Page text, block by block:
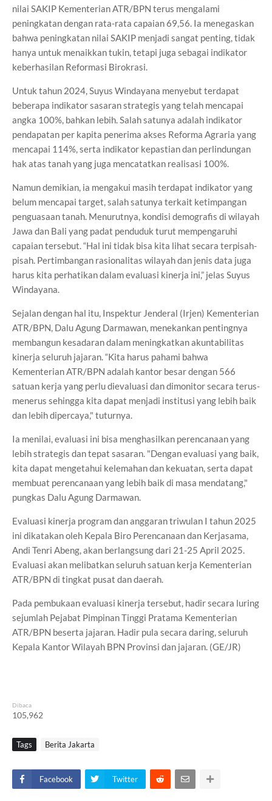
nilai SAKIP Kementerian ATR/BPN terus mengalami
peningkatan dengan rata-rata capaian 69,56. Ia menegaskan
bahwa peningkatan nilai SAKIP menjadi sangat penting, tidak
hanya untuk menaikkan tukin, tetapi juga sebagai indikator
keberhasilan Reformasi Birokrasi.
Untuk tahun 2024, Suyus Windayana menyebut terdapat
beberapa indikator sasaran strategis yang telah mencapai
angka 100%, bahkan lebih. Salah satunya adalah indikator
pendapatan per kapita penerima akses Reforma Agraria yang
mencapai 114%, serta indikator kepastian dan perlindungan
hak atas tanah yang juga mencatatkan realisasi 100%.
Namun demikian, ia mengakui masih terdapat indikator yang
belum mencapai target, salah satunya terkait ketimpangan
penguasaan tanah. Menurutnya, kondisi demografis di wilayah
Jawa dan Bali yang padat penduduk turut mempengaruhi
capaian tersebut. “Hal ini tidak bisa kita lihat secara terpisah-
pisah. Pertimbangan rasionalitas wilayah dan jenis data juga
harus kita perhatikan dalam evaluasi kinerja ini,” jelas Suyus
Windayana.
Sejalan dengan hal itu, Inspektur Jenderal (Irjen) Kementerian
ATR/BPN, Dalu Agung Darmawan, menekankan pentingnya
membangun kesadaran dalam meningkatkan akuntabilitas
kinerja seluruh jajaran. “Kita harus pahami bahwa
Kementerian ATR/BPN adalah kantor besar dengan 566
satuan kerja yang perlu dievaluasi dan dimonitor secara terus-
menerus sehingga kita dapat menjadi institusi yang lebih baik
dan lebih dipercaya," tuturnya.
Ia menilai, evaluasi ini bisa menghasilkan perencanaan yang
lebih strategis dan tepat sasaran. "Dengan evaluasi yang baik,
kita dapat mengetahui kelemahan dan kekuatan, serta dapat
membuat perencanaan yang lebih baik di masa mendatang,"
pungkas Dalu Agung Darmawan.
Evaluasi kinerja program dan anggaran triwulan I tahun 2025
ini dikatakan oleh Kepala Biro Perencanaan dan Kerjasama,
Andi Tenri Abeng, akan berlangsung dari 21-25 April 2025.
Evaluasi akan melibatkan seluruh satuan kerja Kementerian
ATR/BPN di tingkat pusat dan daerah.
Pada pembukaan evaluasi kinerja tersebut, hadir secara luring
sejumlah Pejabat Pimpinan Tinggi Pratama Kementerian
ATR/BPN beserta jajaran. Hadir pula secara daring, seluruh
Kepala Kantor Wilayah BPN Provinsi dan jajaran. (GE/JR)
Dibaca
105,962
Tags Berita Jakarta
Facebook Twitter